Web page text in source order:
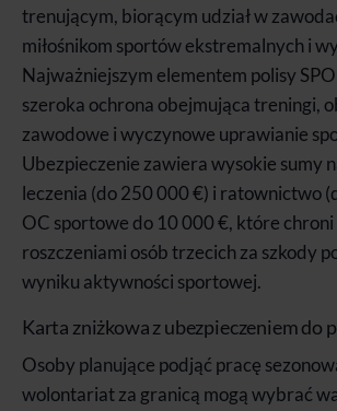
trenującym, biorącym udział w
miłośnikom sportów ekstremalnych i
Najważniejszym elementem polisy
szeroka ochrona obejmująca treningi,
zawodowe i wyczynowe uprawianie
Ubezpieczenie zawiera wysokie sumy
leczenia (do 250 000 €) i ratownictwo
OC sportowe do 10 000 €, które chroni
roszczeniami osób trzecich za szkody
wyniku aktywności sportowej.
Karta zniżkowa z ubezpieczeniem do
Osoby planujące podjąć pracę
wolontariat za granicą mogą wybrać